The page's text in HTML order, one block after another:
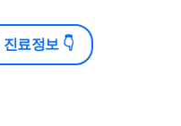
료정보 👇